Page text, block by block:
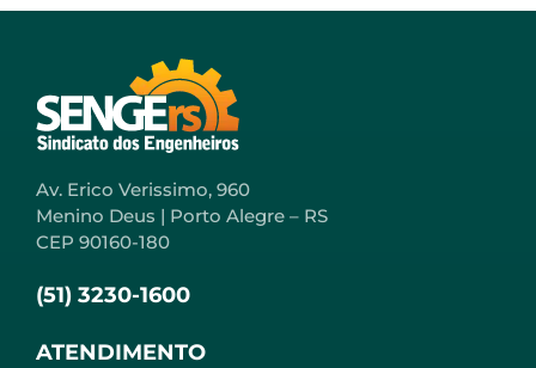
Av. Erico Verissimo, 960
Menino Deus | Porto Alegre – RS
CEP 90160-180
(51) 3230-1600
ATENDIMENTO